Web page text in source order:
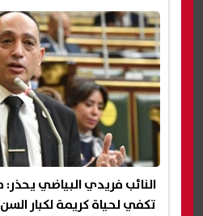
تكفي لحياة كريمة لكبار السن